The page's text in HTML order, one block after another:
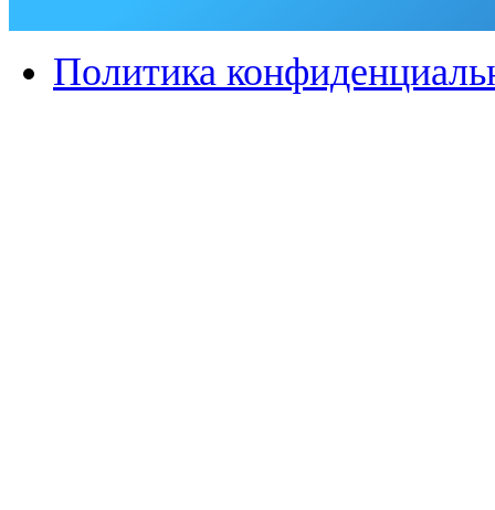
Политика